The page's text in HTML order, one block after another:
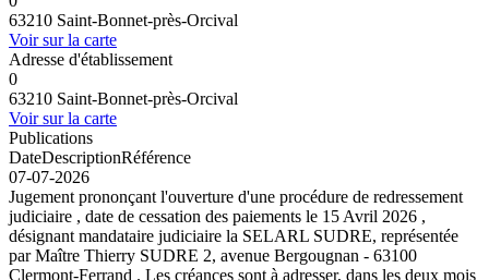
63210 Saint-Bonnet-près-Orcival
Voir sur la carte
Adresse d'établissement
0
63210 Saint-Bonnet-près-Orcival
Voir sur la carte
Publications
DateDescriptionRéférence
07-07-2026
Jugement prononçant l'ouverture d'une procédure de redressement
judiciaire , date de cessation des paiements le 15 Avril 2026 ,
désignant mandataire judiciaire la SELARL SUDRE, représentée
par Maître Thierry SUDRE 2, avenue Bergougnan - 63100
Clermont-Ferrand . Les créances sont à adresser, dans les deux mois